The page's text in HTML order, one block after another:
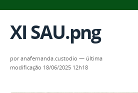
XI SAU.png
poranafernanda.custodio — última
modificação 18/06/2025 12h18